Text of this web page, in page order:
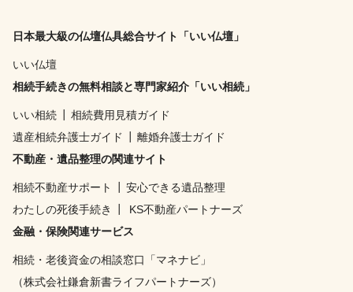
日本最大級の仏壇仏具総合サイト「いい仏壇」
いい仏壇
相続手続きの無料相談と専門家紹介「いい相続」
いい相続
相続費用見積ガイド
遺産相続弁護士ガイド
離婚弁護士ガイド
不動産・遺品整理の関連サイト
相続不動産サポート
安心できる遺品整理
わたしの死後手続き
KS不動産パートナーズ
金融・保険関連サービス
相続・老後資金の相談窓口「マネナビ」
（株式会社鎌倉新書ライフパートナーズ）